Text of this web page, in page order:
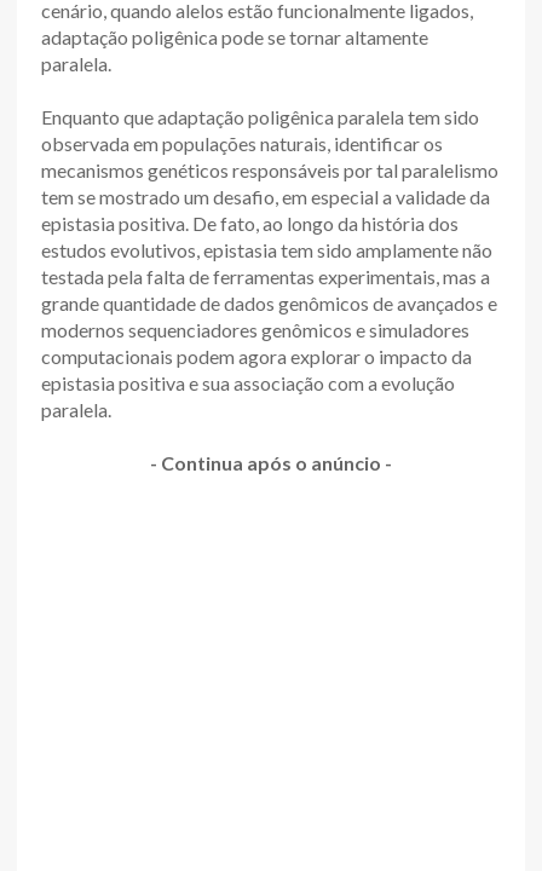
cenário, quando alelos estão funcionalmente ligados,
adaptação poligênica pode se tornar altamente
paralela.
Enquanto que adaptação poligênica paralela tem sido
observada em populações naturais, identificar os
mecanismos genéticos responsáveis por tal paralelismo
tem se mostrado um desafio, em especial a validade da
epistasia positiva. De fato, ao longo da história dos
estudos evolutivos, epistasia tem sido amplamente não
testada pela falta de ferramentas experimentais, mas a
grande quantidade de dados genômicos de avançados e
modernos sequenciadores genômicos e simuladores
computacionais podem agora explorar o impacto da
epistasia positiva e sua associação com a evolução
paralela.
- Continua após o anúncio -